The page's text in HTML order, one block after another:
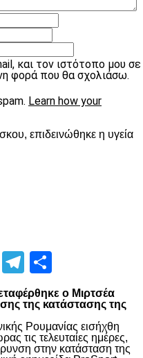
και τον ιστότοπο μου σε
φορά που θα σχολιάσω.
Learn how your
επιδεινώθηκε η υγεία
LinkedIn
Telegram
ο Μιρτσέα
της κατάστασης της
Ρουμανίας εισήχθη
τις τελευταίες ημέρες,
στην κατάσταση της